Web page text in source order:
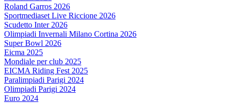
Roland Garros 2026
Sportmediaset Live Riccione 2026
Scudetto Inter 2026
Olimpiadi Invernali Milano Cortina 2026
Super Bowl 2026
Eicma 2025
Mondiale per club 2025
EICMA Riding Fest 2025
Paralimpiadi Parigi 2024
Olimpiadi Parigi 2024
Euro 2024